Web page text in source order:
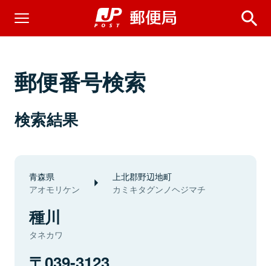
郵便番号検索
検索結果
青森県
アオモリケン
上北郡野辺地町
カミキタグンノヘジマチ
種川
タネカワ